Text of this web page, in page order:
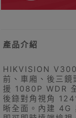
產品介紹
HIKVISION V300
前、車廂、後三
援 1080P WDR
後錄對角視角
晰全面。內建 4G